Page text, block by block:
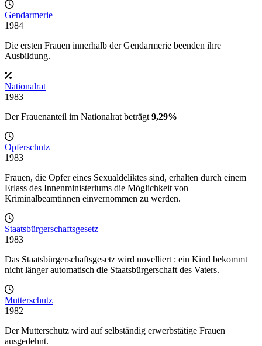
Gendarmerie
1984
Die ersten Frauen innerhalb der Gendarmerie beenden ihre
Ausbildung.
Nationalrat
1983
Der Frauenanteil im Nationalrat beträgt 9,29%
Opferschutz
1983
Frauen, die Opfer eines Sexualdeliktes sind, erhalten durch einem
Erlass des Innenministeriums die Möglichkeit von
Kriminalbeamtinnen einvernommen zu werden.
Staatsbürgerschaftsgesetz
1983
Das Staatsbürgerschaftsgesetz wird novelliert : ein Kind bekommt
nicht länger automatisch die Staatsbürgerschaft des Vaters.
Mutterschutz
1982
Der Mutterschutz wird auf selbständig erwerbstätige Frauen
ausgedehnt.